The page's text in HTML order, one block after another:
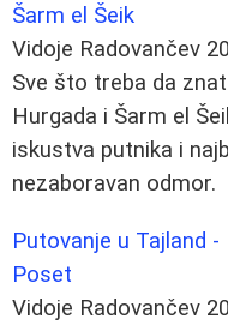
Šarm el Šeik
Vidoje Radovančev
Sve što treba da
Hurgada i Šarm el
iskustva putnika i
nezaboravan odmor.
Putovanje u Tajland
Poset
Vidoje Radovančev